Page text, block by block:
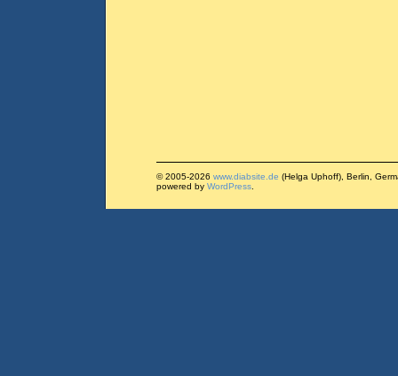
© 2005-2026 www.diabsite.de (Helga Uphoff), Berlin,
powered by WordPress.